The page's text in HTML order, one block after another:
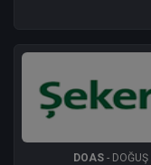
DOAS -